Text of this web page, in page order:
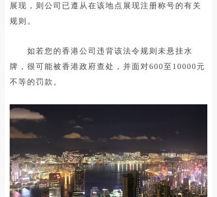
展现，则公司已遵从在该地点展现注册称号的有关
规则。
如若您的香港公司违背该法令规则未悬挂水
牌，很可能被香港政府查处，并面对600至10000元
不等的罚款。